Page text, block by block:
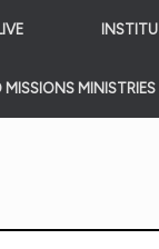
MISSIONS